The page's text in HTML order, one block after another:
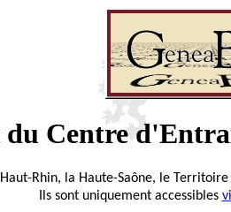
du Centre
Rhin, la Haute-Saône, le
Ils sont uniquement accessibles